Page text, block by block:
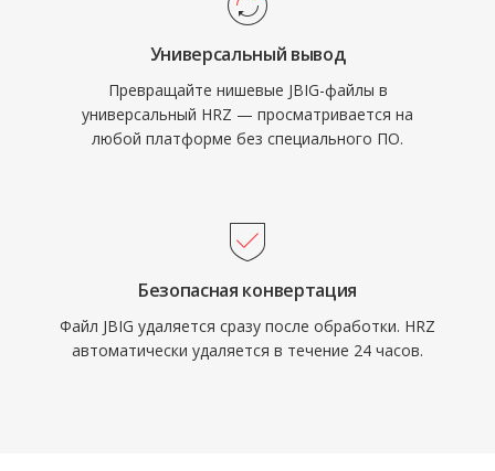
Универсальный вывод
Превращайте нишевые JBIG-файлы в
универсальный HRZ — просматривается на
любой платформе без специального ПО.
Безопасная конвертация
Файл JBIG удаляется сразу после обработки. HRZ
автоматически удаляется в течение 24 часов.